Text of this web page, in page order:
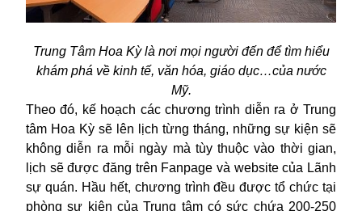
Trung Tâm Hoa Kỳ là nơi mọi người đến để tìm hiểu
khám phá về kinh tế, văn hóa, giáo dục…của nước
Mỹ.
Theo đó, kế hoạch các chương trình diễn ra ở Trung
tâm Hoa Kỳ sẽ lên lịch từng tháng, những sự kiện sẽ
không diễn ra mỗi ngày mà tùy thuộc vào thời gian,
lịch sẽ được đăng trên Fanpage và website của Lãnh
sự quán. Hầu hết, chương trình đều được tổ chức tại
phòng sự kiện của Trung tâm có sức chứa 200-250